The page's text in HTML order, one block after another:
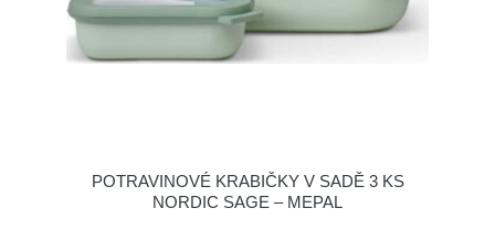
POTRAVINOVÉ KRABIČKY V SADĚ 3 KS
NORDIC SAGE – MEPAL